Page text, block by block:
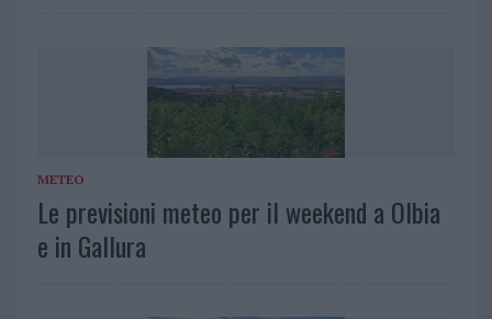
METEO
Le previsioni meteo per il weekend a Olbia
e in Gallura